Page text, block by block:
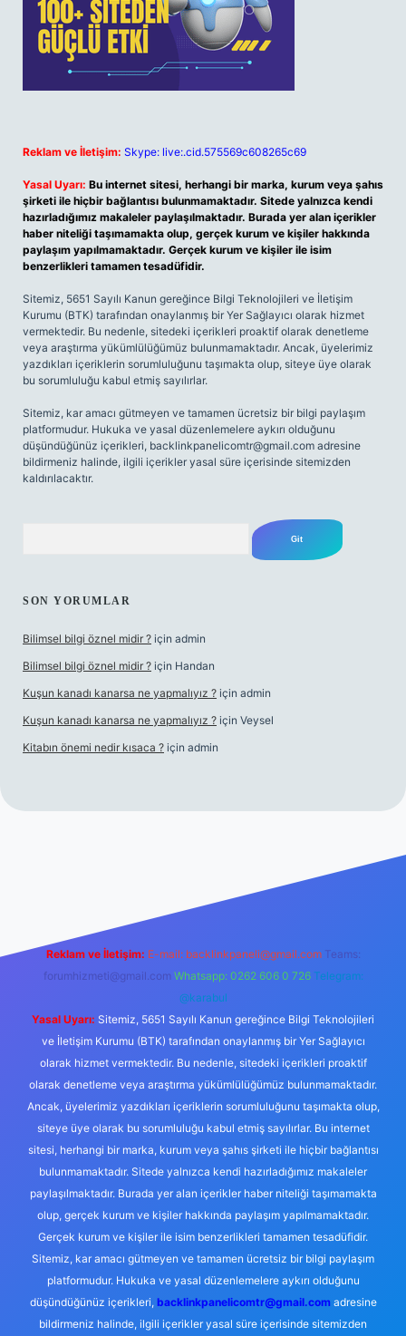
Reklam ve İletişim: Skype: live:.cid.575569c608265c69
Yasal Uyarı: Bu internet sitesi, herhangi bir marka, kurum veya şahıs
şirketi ile hiçbir bağlantısı bulunmamaktadır. Sitede yalnızca kendi
hazırladığımız makaleler paylaşılmaktadır. Burada yer alan içerikler
haber niteliği taşımamakta olup, gerçek kurum ve kişiler hakkında
paylaşım yapılmamaktadır. Gerçek kurum ve kişiler ile isim
benzerlikleri tamamen tesadüfidir.
Sitemiz, 5651 Sayılı Kanun gereğince Bilgi Teknolojileri ve İletişim
Kurumu (BTK) tarafından onaylanmış bir Yer Sağlayıcı olarak hizmet
vermektedir. Bu nedenle, sitedeki içerikleri proaktif olarak denetleme
veya araştırma yükümlülüğümüz bulunmamaktadır. Ancak, üyelerimiz
yazdıkları içeriklerin sorumluluğunu taşımakta olup, siteye üye olarak
bu sorumluluğu kabul etmiş sayılırlar.
Sitemiz, kar amacı gütmeyen ve tamamen ücretsiz bir bilgi paylaşım
platformudur. Hukuka ve yasal düzenlemelere aykırı olduğunu
düşündüğünüz içerikleri, backlinkpanelicomtr@gmail.com adresine
bildirmeniz halinde, ilgili içerikler yasal süre içerisinde sitemizden
kaldırılacaktır.
SON YORUMLAR
Bilimsel bilgi öznel midir ? için admin
Bilimsel bilgi öznel midir ? için Handan
Kuşun kanadı kanarsa ne yapmalıyız ? için admin
Kuşun kanadı kanarsa ne yapmalıyız ? için Veysel
Kitabın önemi nedir kısaca ? için admin
Reklam ve İletişim: E-mail: backlinkpaneli@gmail.com Teams:
forumhizmeti@gmail.com Whatsapp: 0262 606 0 726 Telegram:
@karabul
Yasal Uyarı: Sitemiz, 5651 Sayılı Kanun gereğince Bilgi Teknolojileri
ve İletişim Kurumu (BTK) tarafından onaylanmış bir Yer Sağlayıcı
olarak hizmet vermektedir. Bu nedenle, sitedeki içerikleri proaktif
olarak denetleme veya araştırma yükümlülüğümüz bulunmamaktadır.
Ancak, üyelerimiz yazdıkları içeriklerin sorumluluğunu taşımakta olup,
siteye üye olarak bu sorumluluğu kabul etmiş sayılırlar. Bu internet
sitesi, herhangi bir marka, kurum veya şahıs şirketi ile hiçbir bağlantısı
bulunmamaktadır. Sitede yalnızca kendi hazırladığımız makaleler
paylaşılmaktadır. Burada yer alan içerikler haber niteliği taşımamakta
olup, gerçek kurum ve kişiler hakkında paylaşım yapılmamaktadır.
Gerçek kurum ve kişiler ile isim benzerlikleri tamamen tesadüfidir.
Sitemiz, kar amacı gütmeyen ve tamamen ücretsiz bir bilgi paylaşım
platformudur. Hukuka ve yasal düzenlemelere aykırı olduğunu
düşündüğünüz içerikleri, backlinkpanelicomtr@gmail.comadresine
bildirmeniz halinde, ilgili içerikler yasal süre içerisinde sitemizden